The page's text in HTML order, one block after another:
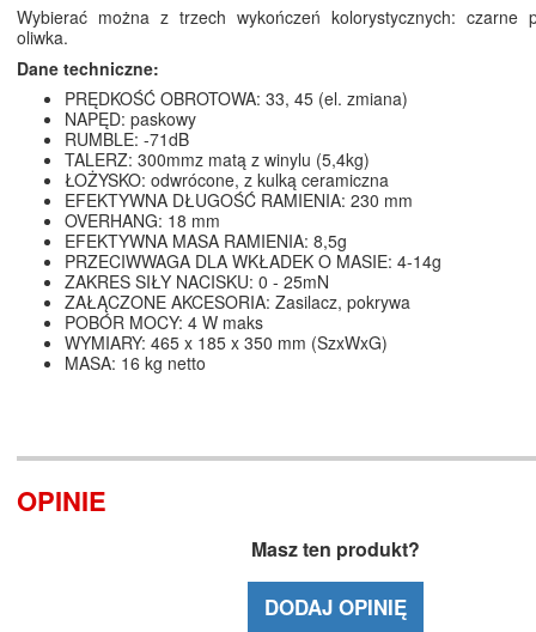
Wybierać można z trzech wykończeń kolorystycznych: czarne
oliwka.
Dane techniczne:
PRĘDKOŚĆ OBROTOWA: 33, 45 (el. zmiana)
NAPĘD: paskowy
RUMBLE: -71dB
TALERZ: 300mmz matą z winylu (5,4kg)
ŁOŻYSKO: odwrócone, z kulką ceramiczna
EFEKTYWNA DŁUGOŚĆ RAMIENIA: 230 mm
OVERHANG: 18 mm
EFEKTYWNA MASA RAMIENIA: 8,5g
PRZECIWWAGA DLA WKŁADEK O MASIE: 4-14g
ZAKRES SIŁY NACISKU: 0 - 25mN
ZAŁĄCZONE AKCESORIA: Zasilacz, pokrywa
POBÓR MOCY: 4 W maks
WYMIARY: 465 x 185 x 350 mm (SzxWxG)
MASA: 16 kg netto
OPINIE
Masz ten produkt?
DODAJ OPINIĘ